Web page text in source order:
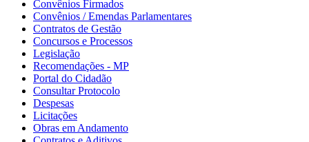
Convênios Firmados
Convênios / Emendas Parlamentares
Contratos de Gestão
Concursos e Processos
Legislação
Recomendações - MP
Portal do Cidadão
Consultar Protocolo
Despesas
Licitações
Obras em Andamento